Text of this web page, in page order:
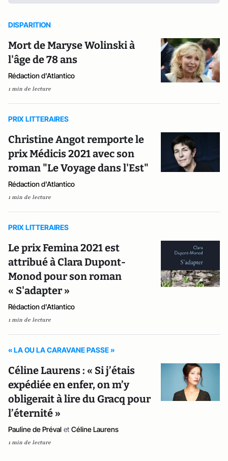
DISPARITION
Mort de Maryse Wolinski à
l'âge de 78 ans
Rédaction d'Atlantico
1 min de lecture
PRIX LITTERAIRES
Christine Angot remporte le
prix Médicis 2021 avec son
roman "Le Voyage dans l'Est"
Rédaction d'Atlantico
1 min de lecture
PRIX LITTERAIRES
Le prix Femina 2021 est
attribué à Clara Dupont-
Monod pour son roman
« S'adapter »
Rédaction d'Atlantico
1 min de lecture
« LA OU LA CARAVANE PASSE »
Céline Laurens : « Si j’étais
expédiée en enfer, on m’y
obligerait à lire du Gracq pour
l’éternité »
Pauline de Préval et Céline Laurens
1 min de lecture